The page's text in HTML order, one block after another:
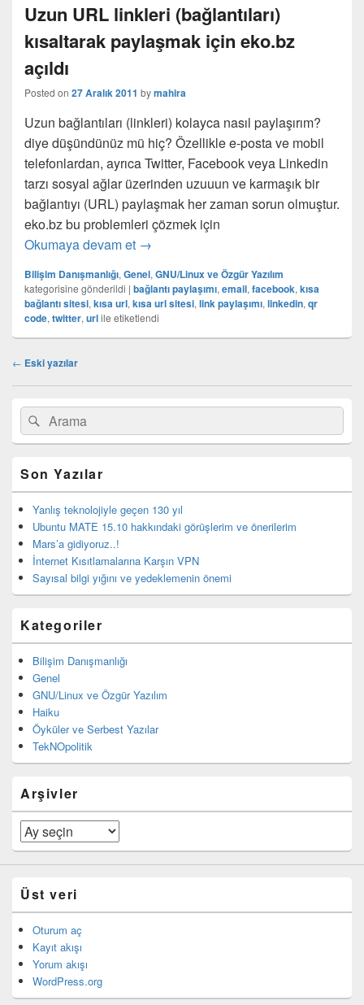
Uzun URL linkleri (bağlantıları)
kısaltarak paylaşmak için eko.bz
açıldı
Posted on 27 Aralık 2011 bymahira
Uzun bağlantıları (linkleri) kolayca nasıl paylaşırım?
diye düşündünüz mü hiç? Özellikle e-posta ve mobil
telefonlardan, ayrıca Twitter, Facebook veya Linkedin
tarzı sosyal ağlar üzerinden uzuuun ve karmaşık bir
bağlantıyı (URL) paylaşmak her zaman sorun olmuştur.
eko.bz bu problemleri çözmek için
Okumaya devam et Uzun URL linkleri (bağlantıları)
→
Bilişim Danışmanlığı, Genel, GNU/Linux ve Özgür Yazılım
kategorisine gönderildi | bağlantı paylaşımı, email, facebook, kısa
bağlantı sitesi, kısa url, kısa url sitesi, link paylaşımı, linkedin, qr
code, twitter, urlile etiketlendi
Yazı
← Eski yazılar
Birincil
bar
eklenti
Search
for:
Ara
Son Yazılar
Yanlış teknolojiyle geçen 130 yıl
Ubuntu MATE 15.10 hakkındaki görüşlerim ve önerilerim
Mars’a gidiyoruz..!
İnternet Kısıtlamalarına Karşın VPN
Sayısal bilgi yığını ve yedeklemenin önemi
Kategoriler
Bilişim Danışmanlığı
Genel
GNU/Linux ve Özgür Yazılım
Haiku
Öyküler ve Serbest Yazılar
TekNOpolitik
Arşivler
Arşivler
Üst veri
Oturum aç
Kayıt akışı
Yorum akışı
WordPress.org